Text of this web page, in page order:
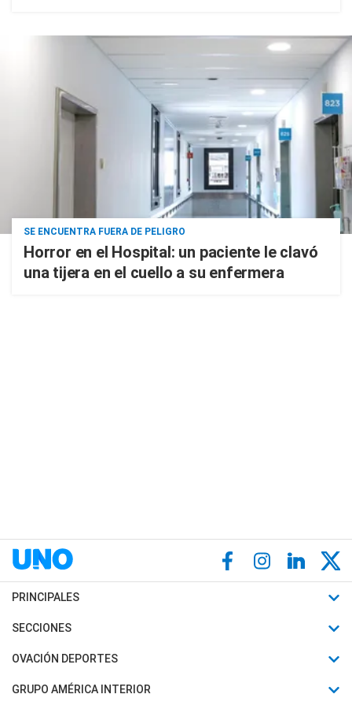
SE ENCUENTRA FUERA DE PELIGRO
Horror en el Hospital: un paciente le clavó
una tijera en el cuello a su enfermera
PRINCIPALES
Últimas Noticias
Política
SECCIONES
Horóscopo
Motores
OVACIÓN DEPORTES
Fútbol
GRUPO AMÉRICA INTERIOR